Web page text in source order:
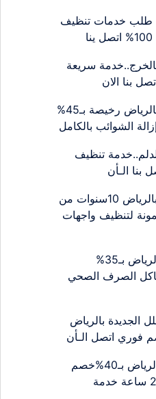
طلب خدمات تنظيف
سريعة
شركة تنظيف خزانات بالرياض رخيصة بـ45%
الشوائب بالكامل
تنظيف
شركة تنظيف واجهات بالرياض 10سنوات من
100%مضمونة لتنظيف واجهات
شركة تنظيف بيارات بالرياض بـ35%
مشاكل الصرف الصحي
الجديدة بالرياض
شركة تسليك مجاري بالرياض بـ40%خصم
على تسليك المجاري 24 ساعة خدمة